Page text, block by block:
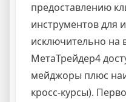
предоставлению
инструментов для
исключительно на
МетаТрейдер4
мейджоры плюс
кросс-курсы).